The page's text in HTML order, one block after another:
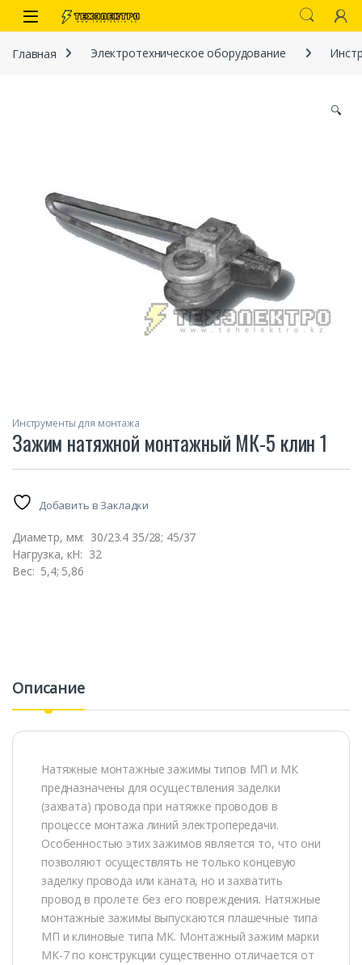
Перейти к навигации
перейти к содержанию
Open
Главная Электротехническое оборудование
🔍
Инструменты для монтажа
Зажим натяжной монтажный МК-5 клин 1
Добавить в Закладки
Диаметр, мм: 30/23.4 35/28; 45/37
Нагрузка, кН: 32
Вес: 5,4; 5,86
Описание
Натяжные монтажные зажимы типов МП и МК
предназначены для осуществления заделки
(захвата) провода при натяжке проводов в
процессе монтажа линий электропередачи.
Особенностью этих зажимов является то, что они
позволяют осуществлять не только концевую
заделку провода или каната, но и захватить
провод в пролете без его повреждения. Натяжные
монтажные зажимы выпускаются плашечные типа
МП и клиновые типа МК. Монтажный зажим марки
МК-7 по конструкции существенно отличается от